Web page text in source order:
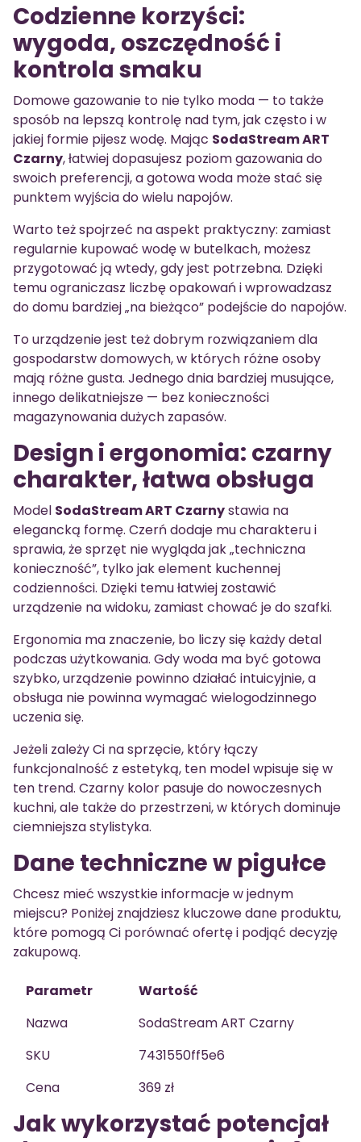
Codzienne korzyści:
wygoda, oszczędność i
kontrola smaku
Domowe gazowanie to nie tylko moda — to także
sposób na lepszą kontrolę nad tym, jak często i w
jakiej formie pijesz wodę. Mając SodaStream ART
Czarny, łatwiej dopasujesz poziom gazowania do
swoich preferencji, a gotowa woda może stać się
punktem wyjścia do wielu napojów.
Warto też spojrzeć na aspekt praktyczny: zamiast
regularnie kupować wodę w butelkach, możesz
przygotować ją wtedy, gdy jest potrzebna. Dzięki
temu ograniczasz liczbę opakowań i wprowadzasz
do domu bardziej „na bieżąco” podejście do napojów.
To urządzenie jest też dobrym rozwiązaniem dla
gospodarstw domowych, w których różne osoby
mają różne gusta. Jednego dnia bardziej musujące,
innego delikatniejsze — bez konieczności
magazynowania dużych zapasów.
Design i ergonomia: czarny
charakter, łatwa obsługa
Model SodaStream ART Czarnystawia na
elegancką formę. Czerń dodaje mu charakteru i
sprawia, że sprzęt nie wygląda jak „techniczna
konieczność”, tylko jak element kuchennej
codzienności. Dzięki temu łatwiej zostawić
urządzenie na widoku, zamiast chować je do szafki.
Ergonomia ma znaczenie, bo liczy się każdy detal
podczas użytkowania. Gdy woda ma być gotowa
szybko, urządzenie powinno działać intuicyjnie, a
obsługa nie powinna wymagać wielogodzinnego
uczenia się.
Jeżeli zależy Ci na sprzęcie, który łączy
funkcjonalność z estetyką, ten model wpisuje się w
ten trend. Czarny kolor pasuje do nowoczesnych
kuchni, ale także do przestrzeni, w których dominuje
ciemniejsza stylistyka.
Dane techniczne w pigułce
Chcesz mieć wszystkie informacje w jednym
miejscu? Poniżej znajdziesz kluczowe dane produktu,
które pomogą Ci porównać ofertę i podjąć decyzję
zakupową.
Parametr
Wartość
Nazwa
SodaStream ART Czarny
SKU
7431550ff5e6
Cena
369 zł
Jak wykorzystać potencjał